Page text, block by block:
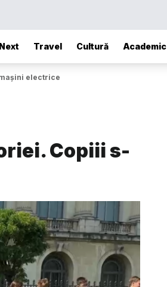
Next Travel Cultură Academic
electrice
Copiii s-